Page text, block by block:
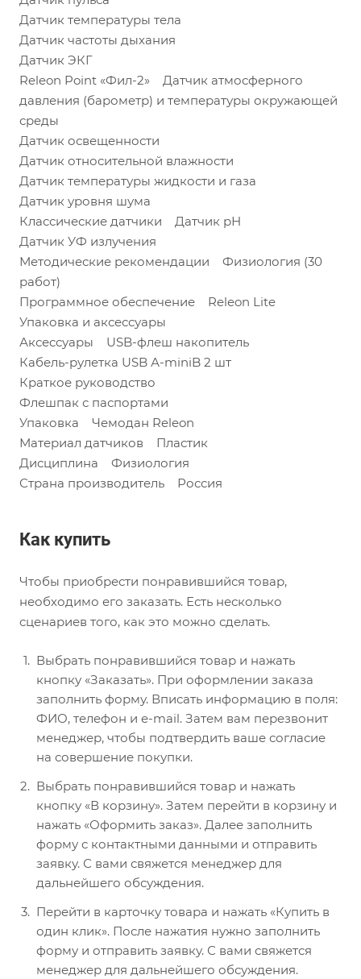
Датчик температуры тела
Датчик частоты дыхания
Датчик ЭКГ
Releon Point «Фил-2» Датчик атмосферного
давления (барометр) и температуры окружающей
среды
Датчик освещенности
Датчик относительной влажности
Датчик температуры жидкости и газа
Датчик уровня шума
Классические датчики Датчик рН
Датчик УФ излучения
Методические рекомендации Физиология (30
работ)
Программное обеспечение Releon Lite
Упаковка и аксессуары
Аксессуары USB-флеш накопитель
Кабель-рулетка USB А-miniB 2 шт
Краткое руководство
Флешпак с паспортами
Упаковка Чемодан Releon
Материал датчиков Пластик
Дисциплина Физиология
Страна производитель Россия
Как купить
Чтобы приобрести понравившийся товар,
необходимо его заказать. Есть несколько
сценариев того, как это можно сделать.
Выбрать понравившийся товар и нажать
кнопку «Заказать». При оформлении заказа
заполнить форму. Вписать информацию в поля:
ФИО, телефон и e-mail. Затем вам перезвонит
менеджер, чтобы подтвердить ваше согласие
на совершение покупки.
Выбрать понравившийся товар и нажать
кнопку «В корзину». Затем перейти в корзину и
нажать «Оформить заказ». Далее заполнить
форму с контактными данными и отправить
заявку. С вами свяжется менеджер для
дальнейшего обсуждения.
Перейти в карточку товара и нажать «Купить в
один клик». После нажатия нужно заполнить
форму и отправить заявку. С вами свяжется
менеджер для дальнейшего обсуждения.